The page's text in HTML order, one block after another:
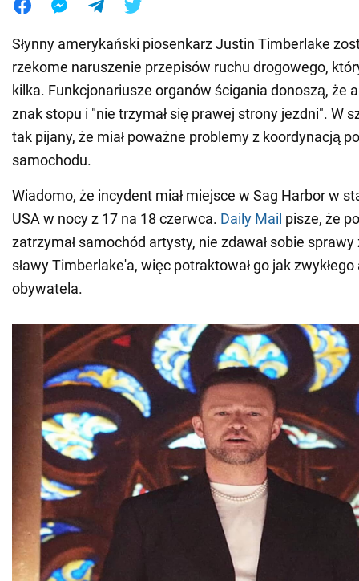
Słynny amerykański piosenkarz Justin Timberlake
rzekome naruszenie przepisów ruchu drogowego,
kilka. Funkcjonariusze organów ścigania donoszą, że
znak stopu i "nie trzymał się prawej strony jezdni". W
tak pijany, że miał poważne problemy z koordynacją
samochodu.
Wiadomo, że incydent miał miejsce w Sag Harbor w
USA w nocy z 17 na 18 czerwca. Daily Mail pisze, że
zatrzymał samochód artysty, nie zdawał sobie
sławy Timberlake'a, więc potraktował go jak
obywatela.